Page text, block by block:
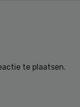
te plaatsen.